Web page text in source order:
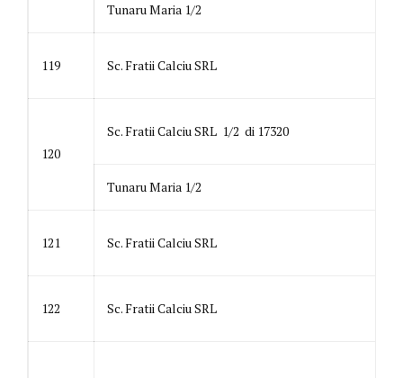
Tunaru Maria 1/2
119 Sc. Fratii Calciu SRL
120
Sc. Fratii Calciu SRL 1/2 di 17320
Tunaru Maria 1/2
121 Sc. Fratii Calciu SRL
122 Sc. Fratii Calciu SRL